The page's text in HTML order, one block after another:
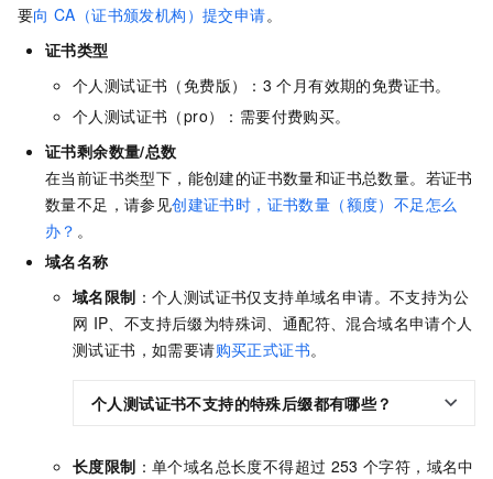
要向 CA（证书颁发机构）提交申请。
证书类型
个人测试证书（免费版）：3 个月有效期的免费证书。
个人测试证书（pro）：需要付费购买。
证书剩余数量/总数
在当前证书类型下，能创建的证书数量和证书总数量。若证书
数量不足，请参见创建证书时，证书数量（额度）不足怎么
办？ 。
域名名称
域名限制 ：个人测试证书仅支持单域名申请。不支持为公
网 IP、不支持后缀为特殊词、通配符、混合域名申请个人
测试证书，如需要请购买正式证书。
个人测试证书不支持的特殊后缀都有哪些？
长度限制 ：单个域名总长度不得超过 253 个字符，域名中